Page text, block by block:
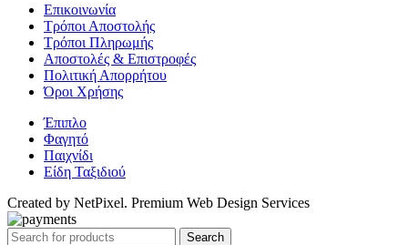
Επικοινωνία
Τρόποι Αποστολής
Τρόποι Πληρωμής
Αποστολές & Επιστροφές
Πολιτική Απορρήτου
Όροι Χρήσης
Έπιπλο
Φαγητό
Παιχνίδι
Είδη Ταξιδιού
Created by NetPixel. Premium Web Design Services
Search